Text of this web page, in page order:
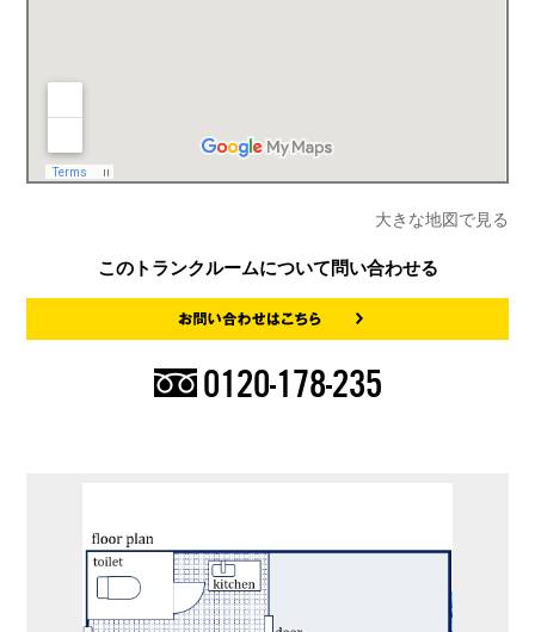
大きな地図で見る
このトランクルームについて問い合わせる
0120-178-235